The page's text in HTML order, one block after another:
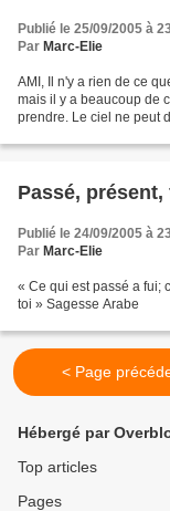
Publié le 25/09/2005 à
Par Marc-Elie
AMI, Il n'y a rien de ce
mais il y a beaucoup de
prendre. Le ciel ne peut
Passé,
Publié le 24/09/2005 à
Par Marc-Elie
« Ce qui est passé a fui;
toi » Sagesse Arabe
< Page
Hébergé par
Top articles
Pages